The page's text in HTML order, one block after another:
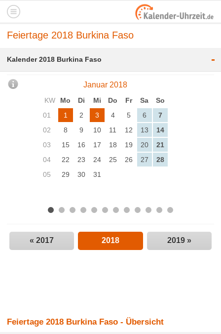
Feiertage 2018 Burkina Faso
Kalender 2018 Burkina Faso -
Januar 2018
KW Mo Di Mi Do Fr Sa
So
01
1 2 3 4 5 6
7
02
8 9 10 11 12 13
14
03
15 16 17 18 19 20
21
04
22 23 24 25 26 27
28
05
29 30 31
« 2017 2018 2019 »
Feiertage 2018 Burkina Faso - Übersicht